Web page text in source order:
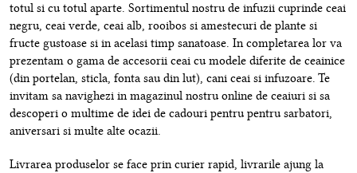
totul si cu totul aparte. Sortimentul nostru de infuzii cuprinde ceai
negru, ceai verde, ceai alb, rooibos si amestecuri de plante si
fructe gustoase si in acelasi timp sanatoase. In completarea lor va
prezentam o gama de accesorii ceai cu modele diferite de ceainice
(din portelan, sticla, fonta sau din lut), cani ceai si infuzoare. Te
invitam sa navighezi in magazinul nostru online de ceaiuri si sa
descoperi o multime de idei de cadouri pentru pentru sarbatori,
aniversari si multe alte ocazii.
Livrarea produselor se face prin curier rapid, livrarile ajung la